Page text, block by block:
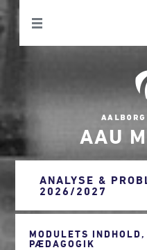
AAU
ANALYSE &
2026/2027
MODULETS
PÆDAGOGIK